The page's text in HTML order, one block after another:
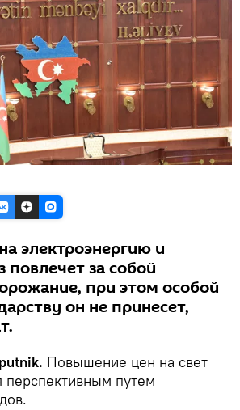
электроэнергию и
повлечет за собой
при этом особой
он не принесет,
Повышение цен на свет
перспективным путем